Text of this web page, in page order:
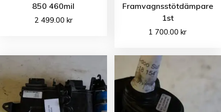
850 460mil
2 499.00 kr
Framvagnsstötdämpare
1st
1 700.00kr